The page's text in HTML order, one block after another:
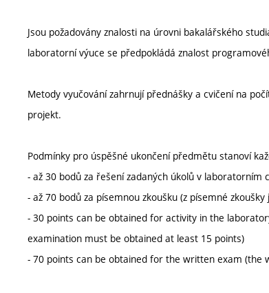
Jsou požadovány znalosti na úrovni bakalářského
laboratorní výuce se předpokládá znalost
Metody vyučování zahrnují přednášky a cvičení na
projekt.
Podmínky pro úspěšné ukončení předmětu stanoví
- až 30 bodů za řešení zadaných úkolů v
- až 70 bodů za písemnou zkoušku (z písemné
- 30 points can be obtained for activity in the
examination must be obtained at least 15 points)
- 70 points can be obtained for the written exam